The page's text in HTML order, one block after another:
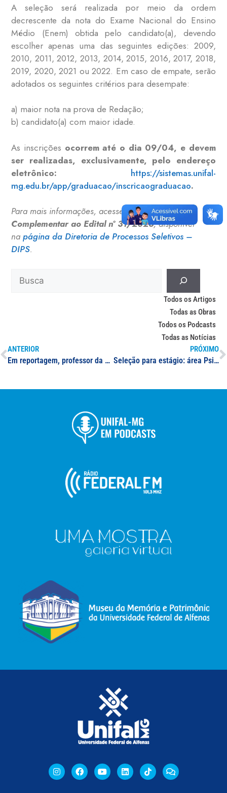
A seleção será realizada por meio da ordem
decrescente da nota do Exame Nacional do Ensino
Médio (Enem) obtida pelo candidato(a), devendo
escolher apenas uma das seguintes edições: 2009,
2010, 2011, 2012, 2013, 2014, 2015, 2016, 2017, 2018,
2019, 2020, 2021 ou 2022. Em caso de empate, serão
adotados os seguintes critérios para desempate:
a) maior nota na prova de Redação;
b) candidato(a) com maior idade.
As inscrições ocorrem até o dia 09/04, e devem
ser realizadas, exclusivamente, pelo endereço
eletrônico: https://sistemas.unifal-
mg.edu.br/app/graduacao/inscricaograduacao.
Para mais informações, acesse oEdital 01 –
Complementar ao Edital nº 31/2023, disponível
napágina da Diretoria de Processos Seletivos –
DIPS.
Todos os Artigos
Todas as Obras
Todos os Podcasts
Todas as Notícias
ANTERIOR
Em reportagem, professor da UNIFAL-MG comenta previsão de inauguração do observatório astronômico de Poços de Caldas; ação é realizada em parceria entre prefeitura do município e Universidade
PRÓXIMO
Seleção para estágio: área Psicologia